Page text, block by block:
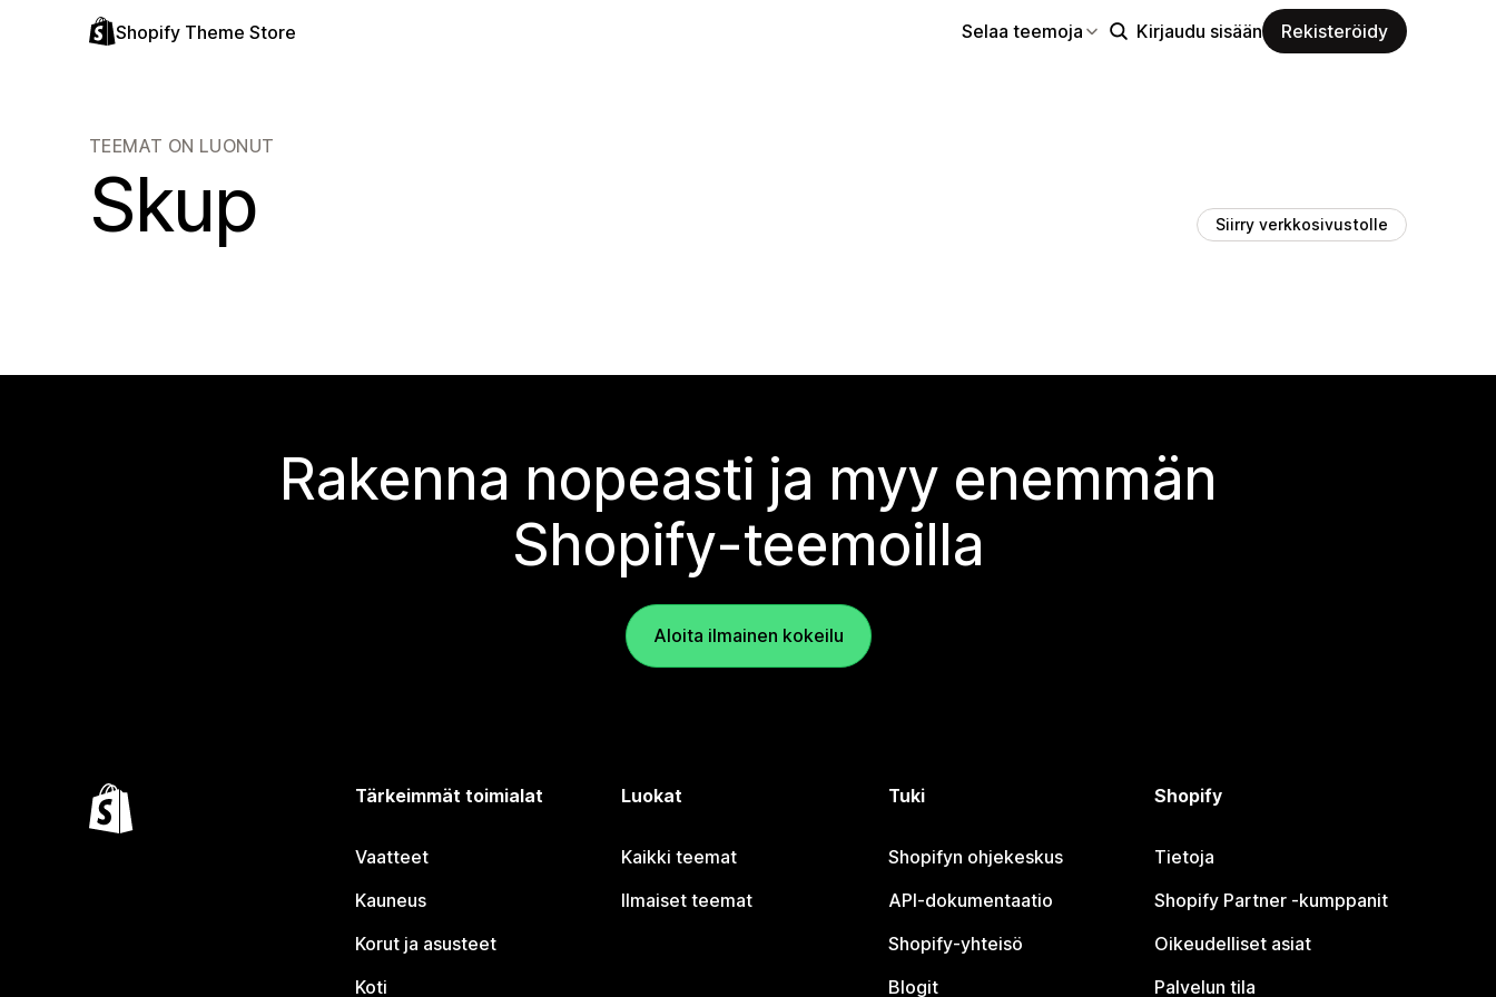
Shopify Theme Store Selaa teemoja Kirjaudu sisään Rekisteröidy
TEEMAT ON LUONUT
Skup Siirry verkkosivustolle
Rakenna nopeasti ja myy enemmän
Shopify-teemoilla
Aloita ilmainen kokeilu
Tärkeimmät toimialat
Vaatteet
Kauneus
Korut ja asusteet
Koti
Luokat
Kaikki teemat
Ilmaiset teemat
Tuki
Shopifyn ohjekeskus
API-dokumentaatio
Shopify-yhteisö
Blogit
Shopify
Tietoja
Shopify Partner ‑kumppanit
Oikeudelliset asiat
Palvelun tila